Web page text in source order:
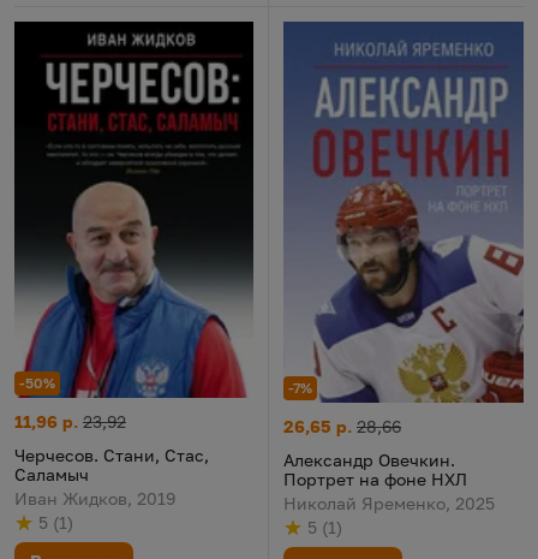
-50%
Черчесов. Стани, Стас, Саламыч
Цена:
11,96 р.
Старая цена:
23,92
Черчесов. Стани, Стас,
Саламыч
Иван Жидков, 2019
Рейтинг
5
из 5 (
по результату
1
голосов)
-7%
Александр Овечкин.
Цена:
26,65 р.
Старая цена:
28,66
Александр Овечкин.
Портрет на фоне НХЛ
Николай Яременко, 2025
Рейтинг
5
из 5 (
по результату
1
голосов)